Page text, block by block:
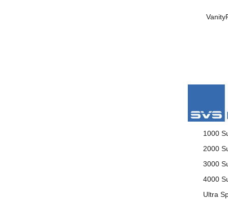
1000
2000
3000
4000
Ultra